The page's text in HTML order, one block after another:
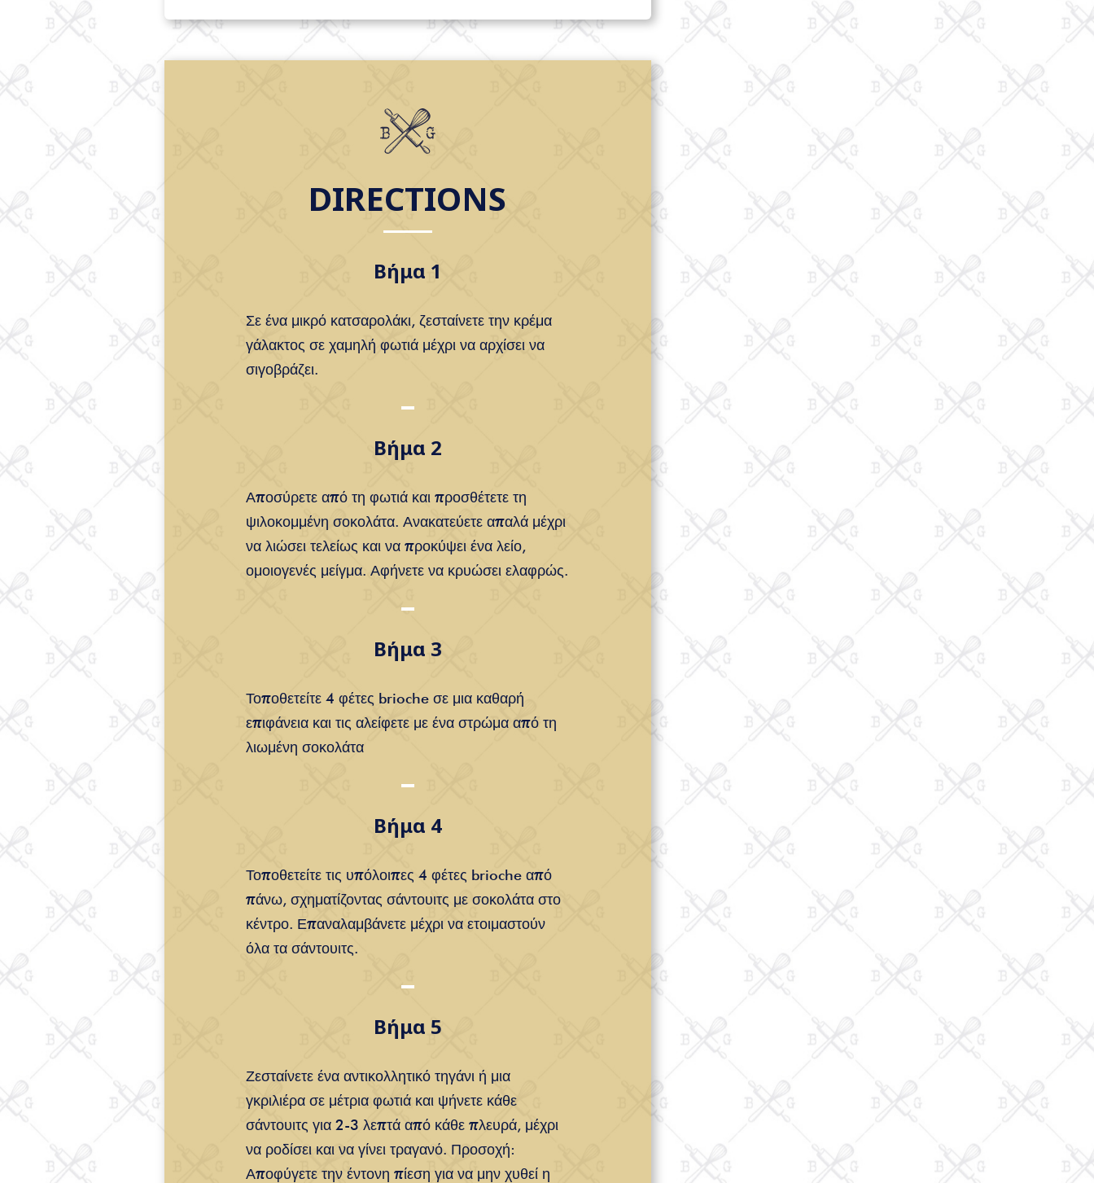
DIRECTIONS
Βήμα 1
Σε ένα μικρό κατσαρολάκι, ζεσταίνετε την κρέμα
γάλακτος σε χαμηλή φωτιά μέχρι να αρχίσει να
σιγοβράζει.
Βήμα 2
Αποσύρετε από τη φωτιά και προσθέτετε τη
ψιλοκομμένη σοκολάτα. Ανακατεύετε απαλά μέχρι
να λιώσει τελείως και να προκύψει ένα λείο,
ομοιογενές μείγμα. Αφήνετε να κρυώσει ελαφρώς.
Βήμα 3
Τοποθετείτε 4 φέτες brioche σε μια καθαρή
επιφάνεια και τις αλείφετε με ένα στρώμα από τη
λιωμένη σοκολάτα
Βήμα 4
Τοποθετείτε τις υπόλοιπες 4 φέτες brioche από
πάνω, σχηματίζοντας σάντουιτς με σοκολάτα στο
κέντρο. Επαναλαμβάνετε μέχρι να ετοιμαστούν
όλα τα σάντουιτς.
Βήμα 5
Ζεσταίνετε ένα αντικολλητικό τηγάνι ή μια
γκριλιέρα σε μέτρια φωτιά και ψήνετε κάθε
σάντουιτς για 2-3 λεπτά από κάθε πλευρά, μέχρι
να ροδίσει και να γίνει τραγανό. Προσοχή:
Αποφύγετε την έντονη πίεση για να μην χυθεί η